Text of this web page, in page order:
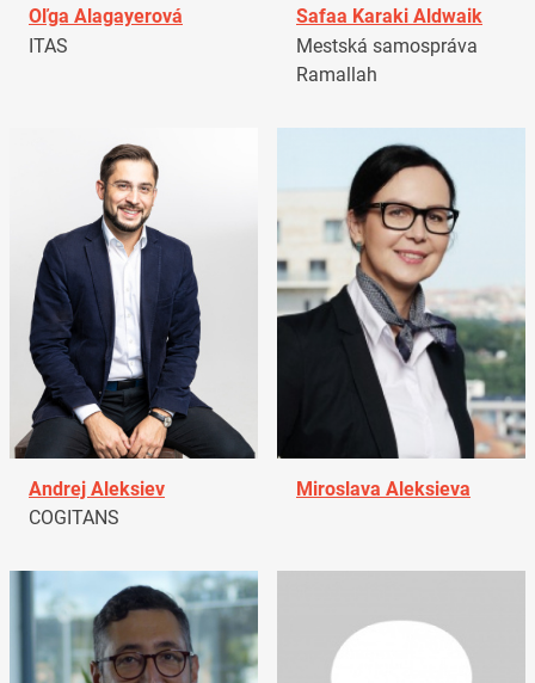
Oľga Alagayerová
ITAS
Safaa Karaki Aldwaik
Mestská samospráva
Ramallah
Andrej Aleksiev
COGITANS
Miroslava Aleksieva